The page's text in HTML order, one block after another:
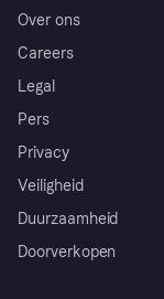
Over ons
Careers
Legal
Pers
Privacy
Veiligheid
Duurzaamheid
Doorverkopen